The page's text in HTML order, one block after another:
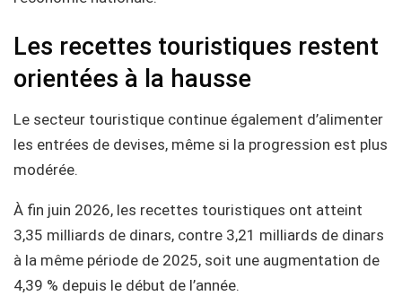
Les recettes touristiques restent
orientées à la hausse
Le secteur touristique continue également d’alimenter
les entrées de devises, même si la progression est plus
modérée.
À fin juin 2026, les recettes touristiques ont atteint
3,35 milliards de dinars, contre 3,21 milliards de dinars
à la même période de 2025, soit une augmentation de
4,39 % depuis le début de l’année.